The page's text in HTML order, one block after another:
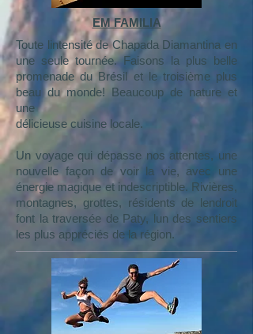
EM FAMILIA
Toute lintensité de Chapada Diamantina en
une seule tournée. Faisons la plus belle
promenade du Brésil et le troisième plus
beau du monde! Beaucoup de nature et
une
délicieuse cuisine locale.
Un voyage qui dépasse nos attentes, une
nouvelle façon de voir la vie, avec une
énergie magique et indescriptible. Rivières,
montagnes, grottes, résidents de lendroit
font la traversée de Paty, lun des sentiers
les plus appréciés de la région.